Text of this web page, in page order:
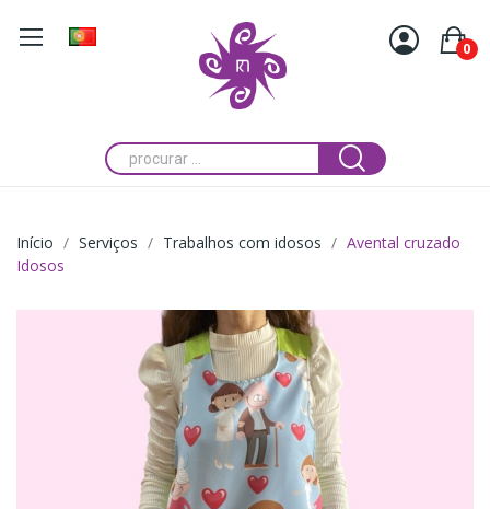
0
Início Serviços Trabalhos com idosos
Avental cruzado
Idosos